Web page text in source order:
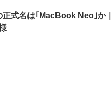
式名は｢MacBook Neo｣か